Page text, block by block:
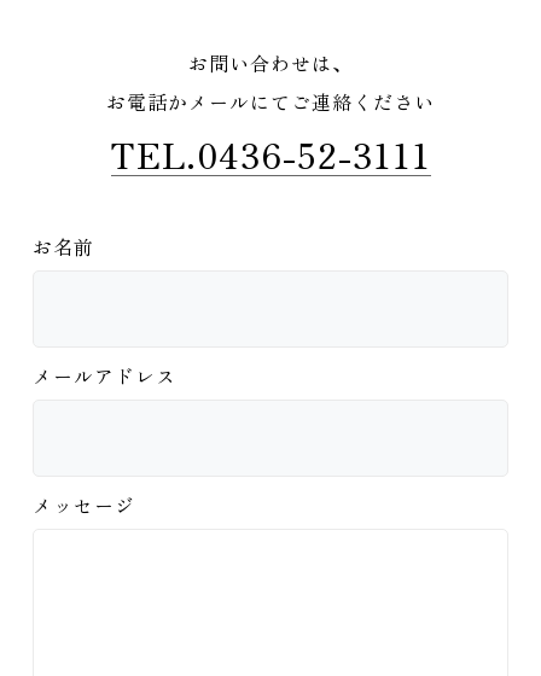
お問い合わせは、
お電話かメールにてご連絡ください
TEL.0436-52-3111
お名前
メールアドレス
メッセージ